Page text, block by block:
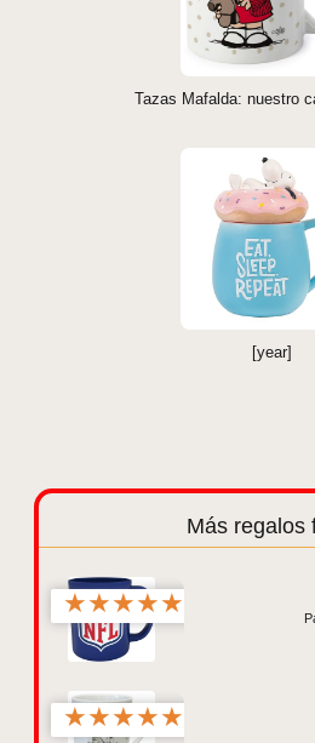
Tazas Mafalda: nuestro
[year]
Más regalos
★★★★★
★★★★★